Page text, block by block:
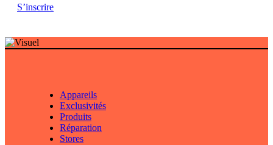
S’inscrire
Appareils
Exclusivités
Produits
Réparation
Stores